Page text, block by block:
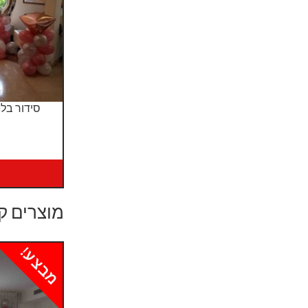
סידור
מוצרים
מבצע!